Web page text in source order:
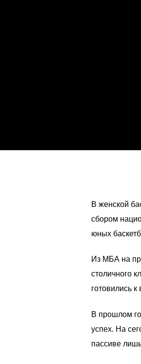
В женской
сбором
юных
Из МБА на
столичного
готовились
В прошлом
успех. На
пассиве